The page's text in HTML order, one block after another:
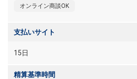
オンライン商談OK
支払いサイト
15日
精算基準時間